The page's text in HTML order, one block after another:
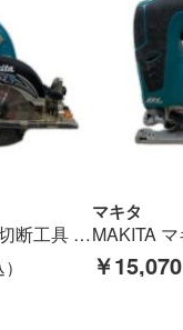
MAKITA マキタ 切断工具 丸のこ コード式 125mm 100v 84401 5230 グリーン Bランク
マキタ
￥15,070